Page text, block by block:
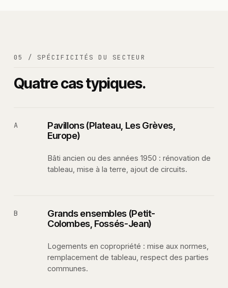
05 / SPÉCIFICITÉS DU SECTEUR
Quatre cas typiques.
A
Pavillons (Plateau, Les Grèves,
Europe)
Bâti ancien ou des années 1950 : rénovation de
tableau, mise à la terre, ajout de circuits.
B
Grands ensembles (Petit-
Colombes, Fossés-Jean)
Logements en copropriété : mise aux normes,
remplacement de tableau, respect des parties
communes.